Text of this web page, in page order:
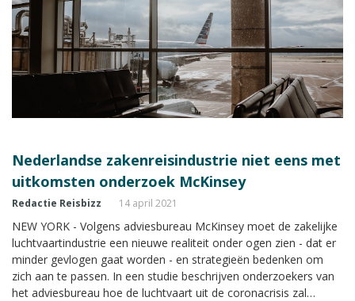
Nederlandse zakenreisindustrie niet eens met
uitkomsten onderzoek McKinsey
Redactie Reisbizz 14 april 2021
NEW YORK - Volgens adviesbureau McKinsey moet de zakelijke
luchtvaartindustrie een nieuwe realiteit onder ogen zien - dat er
minder gevlogen gaat worden - en strategieën bedenken om
zich aan te passen. In een studie beschrijven onderzoekers van
het adviesbureau hoe de luchtvaart uit de coronacrisis zal